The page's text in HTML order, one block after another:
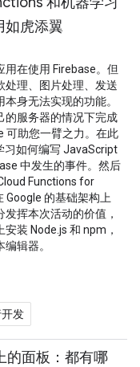
如虎添翼
用在使用 Firebase。但
处理、图片处理、发送
身无法实现的功能。
的服务器的情况下完成
可助您一臂之力。在此
习如何编写 JavaScript
中发生的事件。然后
Functions for
Google 的基础架构上
挥本次活动的价值，
装 Node.js 和 npm，
辑器。
发
的面板：都有哪